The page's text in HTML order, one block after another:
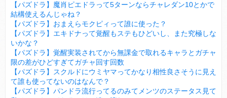
【パズドラ】魔肖ピエドラって5ターンならチャレダン10とかで
結構使えるんじゃね？
【パズドラ】おまえらモクピィって誰に使った？
【パズドラ】エキドナって覚醒もステもひどいし、また究極しな
いかな？
【パズドラ】覚醒実装されてから無課金で取れるキャラとガチャ
限の差がひどすぎてガチャ回す回数
【パズドラ】スクルドにウミヤマってかなり相性良さそうに見え
て誰も使ってないのはなんで？
【パズドラ】パンドラ流行ってるのみてメンツのステータス見て